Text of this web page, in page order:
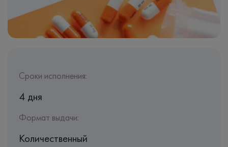
Сроки исполнения:
4 дня
Формат выдачи:
Количественный